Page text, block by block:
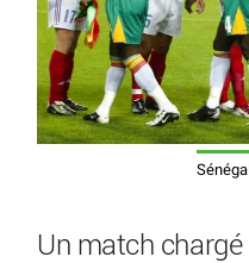
Un match